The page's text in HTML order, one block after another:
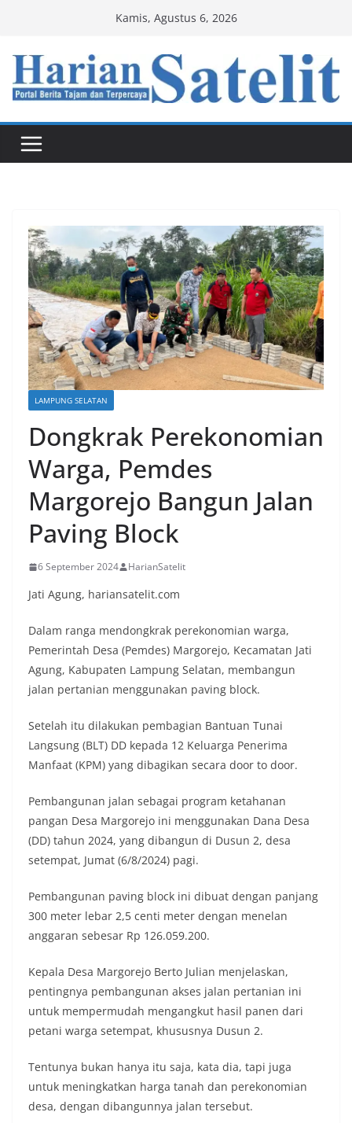
content
Kamis, Agustus 6, 2026
LAMPUNG SELATAN
Dongkrak Perekonomian
Warga, Pemdes
Margorejo Bangun Jalan
Paving Block
6 September 2024 HarianSatelit
Jati Agung, hariansatelit.com
Dalam ranga mendongkrak perekonomian warga,
Pemerintah Desa (Pemdes) Margorejo, Kecamatan Jati
Agung, Kabupaten Lampung Selatan, membangun
jalan pertanian menggunakan paving block.
Setelah itu dilakukan pembagian Bantuan Tunai
Langsung (BLT) DD kepada 12 Keluarga Penerima
Manfaat (KPM) yang dibagikan secara door to door.
Pembangunan jalan sebagai program ketahanan
pangan Desa Margorejo ini menggunakan Dana Desa
(DD) tahun 2024, yang dibangun di Dusun 2, desa
setempat, Jumat (6/8/2024) pagi.
Pembangunan paving block ini dibuat dengan panjang
300 meter lebar 2,5 centi meter dengan menelan
anggaran sebesar Rp 126.059.200.
Kepala Desa Margorejo Berto Julian menjelaskan,
pentingnya pembangunan akses jalan pertanian ini
untuk mempermudah mengangkut hasil panen dari
petani warga setempat, khususnya Dusun 2.
Tentunya bukan hanya itu saja, kata dia, tapi juga
untuk meningkatkan harga tanah dan perekonomian
desa, dengan dibangunnya jalan tersebut.